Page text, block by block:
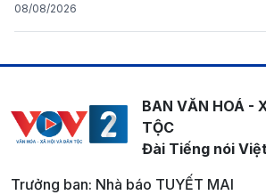
08/08/2026
BAN VĂN HOÁ -
TỘC
Đài Tiếng nói
Trưởng ban: Nhà báo TUYẾT MAI